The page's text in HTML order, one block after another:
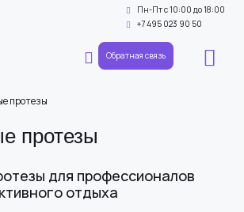
Пн-Пт с 10:00 до 18:00
+7 495 023 90 50
Обратная связь
протезы
протезы
для профессионалов
отдыха